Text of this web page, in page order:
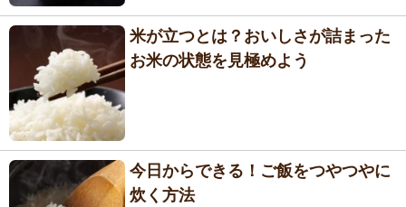
米が立つとは？おいしさが詰まった
お米の状態を見極めよう
今日からできる！ご飯をつやつやに
炊く方法